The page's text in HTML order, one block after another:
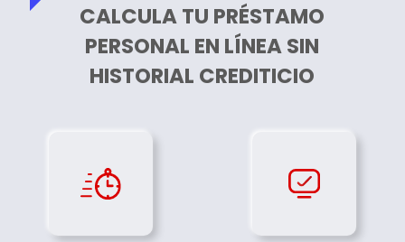
CALCULA TU PRÉSTAMO
PERSONAL EN LÍNEA SIN
HISTORIAL CREDITICIO